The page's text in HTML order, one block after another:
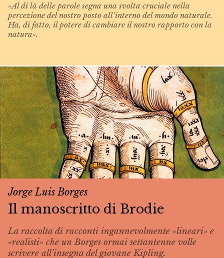
«Al di là delle parole segna una svolta cruciale nella
percezione del nostro posto all’interno del mondo naturale.
Ha, di fatto, il potere di cambiare il nostro rapporto con la
natura».
Jorge Luis Borges
Il manoscritto di Brodie
La raccolta di racconti ingannevolmente «lineari» e
«realisti» che un Borges ormai settantenne volle
scrivere all’insegna del giovane Kipling.